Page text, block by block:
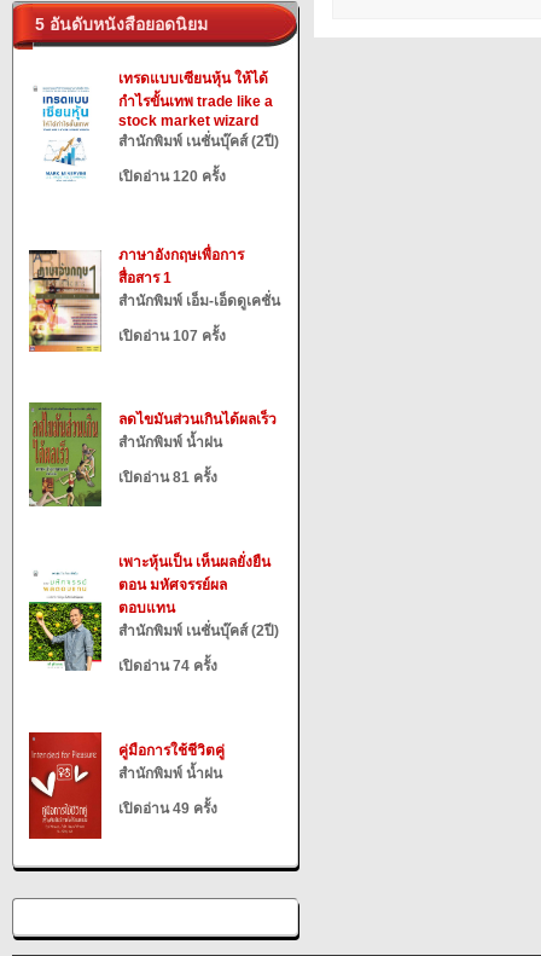
5 อันดับหนังสือยอดนิยม
เทรดแบบเซียนหุ้น ให้ได้
กำไรขั้นเทพ trade like a
stock market wizard
สำนักพิมพ์ เนชั่นบุ๊คส์ (2ปี)
เปิดอ่าน 120 ครั้ง
ภาษาอังกฤษเพื่อการ
สื่อสาร 1
สำนักพิมพ์ เอ็ม-เอ็ดดูเคชั่น
เปิดอ่าน 107 ครั้ง
ลดไขมันส่วนเกินได้ผลเร็ว
สำนักพิมพ์ น้ำฝน
เปิดอ่าน 81 ครั้ง
เพาะหุ้นเป็น เห็นผลยั่งยืน
ตอน มหัศจรรย์ผล
ตอบแทน
สำนักพิมพ์ เนชั่นบุ๊คส์ (2ปี)
เปิดอ่าน 74 ครั้ง
คู่มือการใช้ชีวิตคู่
สำนักพิมพ์ น้ำฝน
เปิดอ่าน 49 ครั้ง